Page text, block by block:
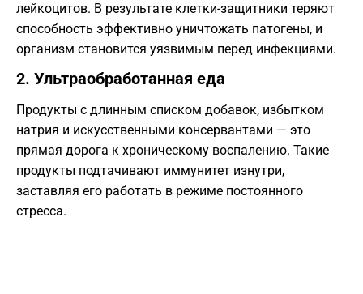
лейкоцитов. В результате клетки-защитники теряют
способность эффективно уничтожать патогены, и
организм становится уязвимым перед инфекциями.
​2. Ультраобработанная еда
​Продукты с длинным списком добавок, избытком
натрия и искусственными консервантами — это
прямая дорога к хроническому воспалению. Такие
продукты подтачивают иммунитет изнутри,
заставляя его работать в режиме постоянного
стресса.